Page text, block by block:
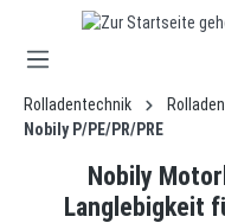
springen
Rolladentechnik
Nobily P/PE/PR/PRE
Nobily
Langlebigkeit